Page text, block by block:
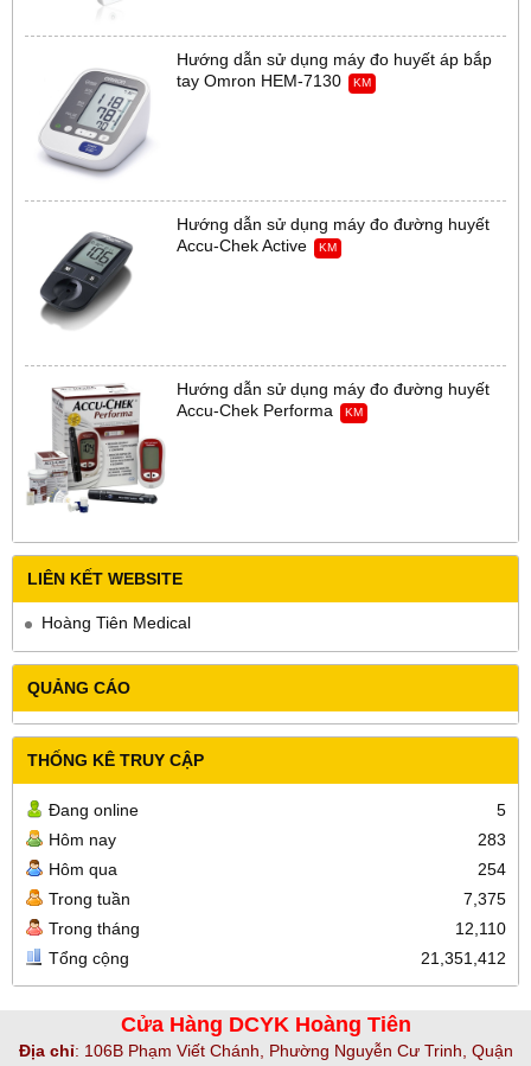
Hướng dẫn sử dụng máy đo huyết áp bắp
tay Omron HEM-7130
KM
Hướng dẫn sử dụng máy đo đường huyết
Accu-Chek Active
KM
Hướng dẫn sử dụng máy đo đường huyết
Accu-Chek Performa
KM
LIÊN KẾT WEBSITE
Hoàng Tiên Medical
QUẢNG CÁO
THỐNG KÊ TRUY CẬP
Đang online
5
Hôm nay
283
Hôm qua
254
Trong tuần
7,375
Trong tháng
12,110
Tổng cộng
21,351,412
Cửa Hàng DCYK Hoàng Tiên
Địa chỉ: 106B Phạm Viết Chánh, Phường Nguyễn Cư Trinh, Quận